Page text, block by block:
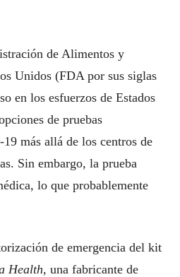
de Alimentos y
Unidos (FDA por sus siglas
en los esfuerzos de Estados
de pruebas
más allá de los centros de
Sin embargo, la prueba
lo que probablemente
de emergencia del kit
Health, una fabricante de